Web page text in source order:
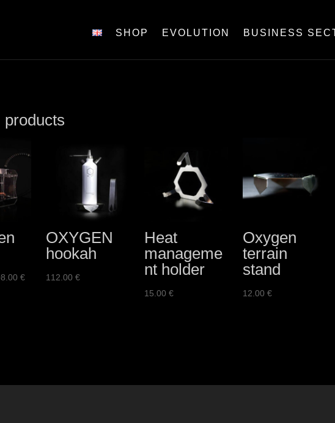
SHOP EVOLUTION BUSINESS
products
€Price
OXYGEN
hookah
112.00 €
Heat
manageme
nt holder
15.00 €
Oxygen
terrain
stand
12.00 €